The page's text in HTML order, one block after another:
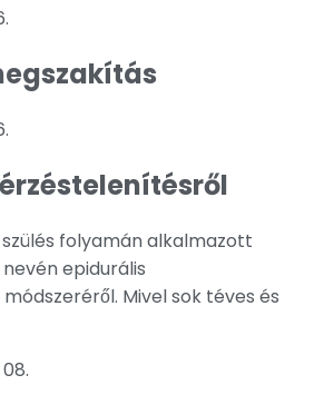
folyamán alkalmazott
epidurális
Mivel sok téves és